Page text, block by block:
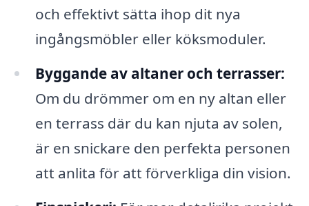
och effektivt sätta ihop dit nya
ingångsmöbler eller köksmoduler.
Byggande av altaner och terrasser:
Om du drömmer om en ny altan eller
en terrass där du kan njuta av solen,
är en snickare den perfekta personen
att anlita för att förverkliga din vision.